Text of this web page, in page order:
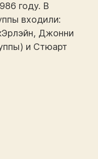
году. В
входили:
Джонни
и Стюарт